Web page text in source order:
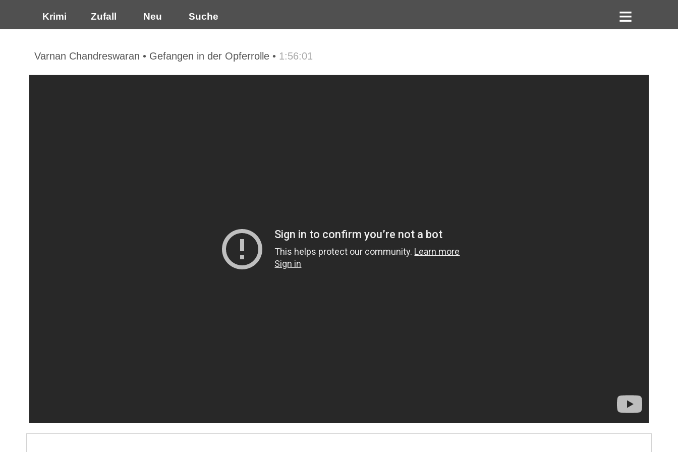
Krimi Zufall Neu Suche
Varnan Chandreswaran • Gefangen in der Opferrolle • 1:56:01